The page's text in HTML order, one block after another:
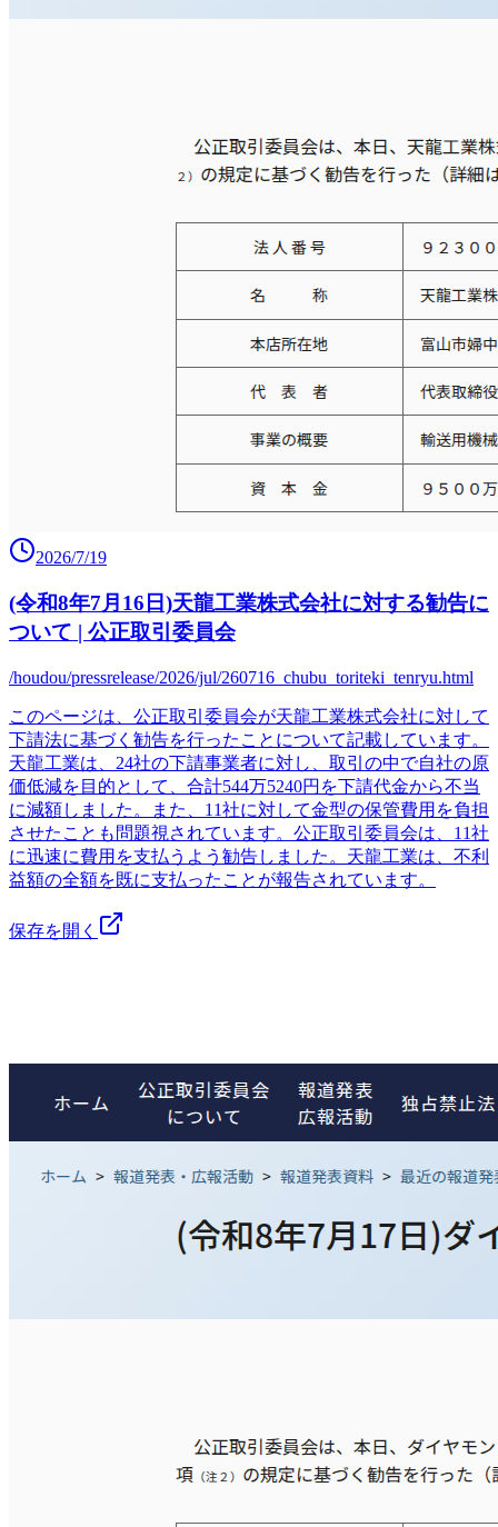
2026/7/19
(令和8年7月16日)天龍工業株式会社に対する勧告に
ついて | 公正取引委員会
/houdou/pressrelease/2026/jul/260716_chubu_toriteki_tenryu.html
このページは、公正取引委員会が天龍工業株式会社に対して
下請法に基づく勧告を行ったことについて記載しています。
天龍工業は、24社の下請事業者に対し、取引の中で自社の原
価低減を目的として、合計544万5240円を下請代金から不当
に減額しました。また、11社に対して金型の保管費用を負担
させたことも問題視されています。公正取引委員会は、11社
に迅速に費用を支払うよう勧告しました。天龍工業は、不利
益額の全額を既に支払ったことが報告されています。
保存を開く